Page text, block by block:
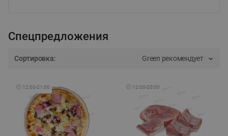
Спецпредложения
Сортировка: Green рекомендует
🕘 12:00-21:00 🕘 12:00-20:00